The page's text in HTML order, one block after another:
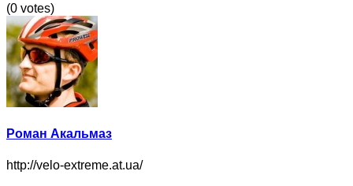
(0 votes)
Роман Акальмаз
http://velo-extreme.at.ua/